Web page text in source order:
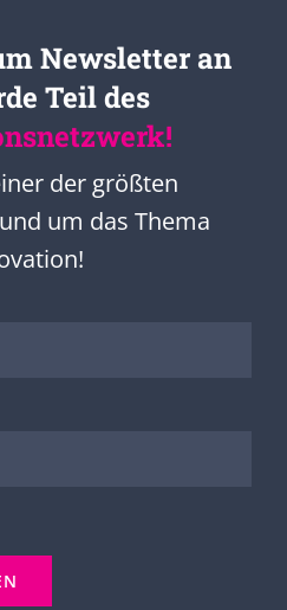
Newsletter an
Teil des
der größten
um das Thema